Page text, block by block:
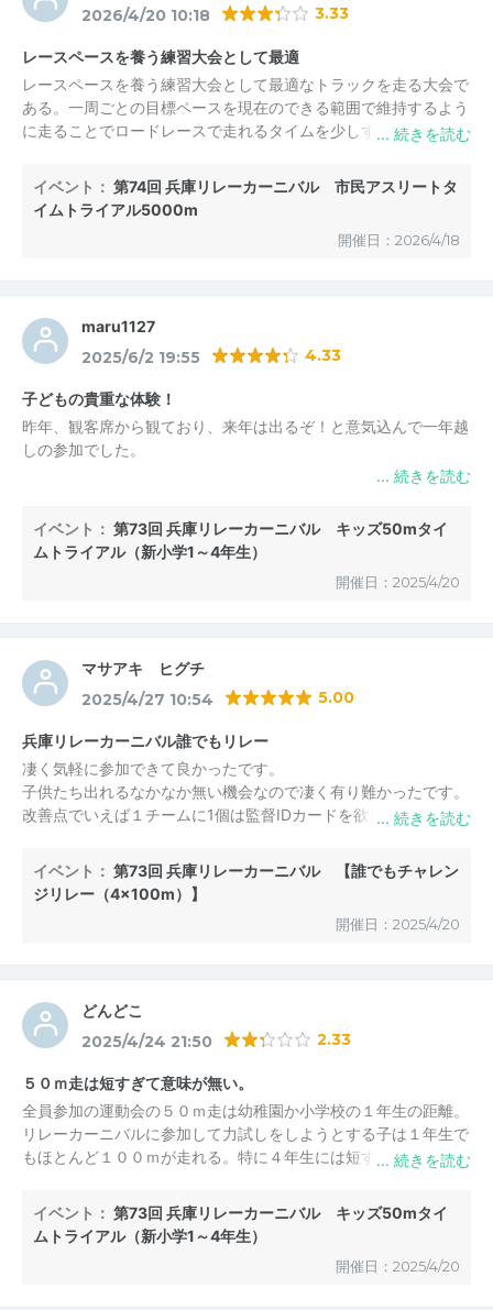
2026/4/20 10:18 3.33
レースペースを養う練習大会として最適
レースペースを養う練習大会として最適なトラックを走る大会で
ある。一周ごとの目標ペースを現在のできる範囲で維持するよう
に走ることでロードレースで走れるタイムを少しずつ向上させる
ンも高く保つことができる。この大会は、記録会的な大会である
が、何か記念になる参加賞などついているとベストである。
イベント： 第74回 兵庫リレーカーニバル 市民アスリートタ
イムトライアル5000m
開催日：2026/4/18
maru1127
2025/6/2 19:55 4.33
子どもの貴重な体験！
昨年、観客席から観ており、来年は出るぞ！と意気込んで一年越
しの参加でした。
有難い経験でした。
今年は４年生まで参加できるようになっており、昨年の声を聞い
い！と次の目標を立てています。
温かい歓声の中、トラックで走れるなんて、貴重で素晴らしい経
験ができました。
イベント： 第73回 兵庫リレーカーニバル キッズ50mタイ
ムトライアル（新小学1～4年生）
開催日：2025/4/20
マサアキ ヒグチ
2025/4/27 10:54 5.00
兵庫リレーカーニバル誰でもリレー
凄く気軽に参加できて良かったです。
子供たち出れるなかなか無い機会なので凄く有り難かったです。
改善点でいえば１チームに1個は監督IDカードを欲しかったで
今回は一名だけ大人が居たからサブトラに入って召集まで行けま
したが子供だけになるとちょっと厳しいかと思いました
イベント： 第73回 兵庫リレーカーニバル 【誰でもチャレン
ジリレー（4×100m）】
開催日：2025/4/20
どんどこ
2025/4/24 21:50 2.33
５０ｍ走は短すぎて意味が無い。
全員参加の運動会の５０ｍ走は幼稚園か小学校の１年生の距離。
リレーカーニバルに参加して力試しをしようとする子は１年生で
もほとんど１００ｍが走れる。特に４年生には短すぎる。１００
は全くつながらないので走る意味がない。誰でも走れる距離との
兵庫陸協のどこかの人集めの発想かと想像するがこれでは参加者
は増えない。大人でもタイムの価値や成長具合が確認できる１０
０ｍ走にすべきだと思う。それでこそチャレンジのしがいがあ
イベント： 第73回 兵庫リレーカーニバル キッズ50mタイ
ムトライアル（新小学1～4年生）
開催日：2025/4/20